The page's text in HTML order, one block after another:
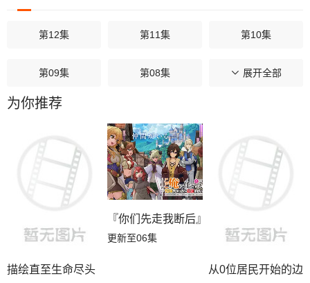
第12集 第11集 第10集
第09集 第08集 第07集
第06集
第02集
展开全部
为你推荐
描绘直至生命尽头
『你们先走我断后』，于是10年后我成
更新至06集
从0位居民开始的边